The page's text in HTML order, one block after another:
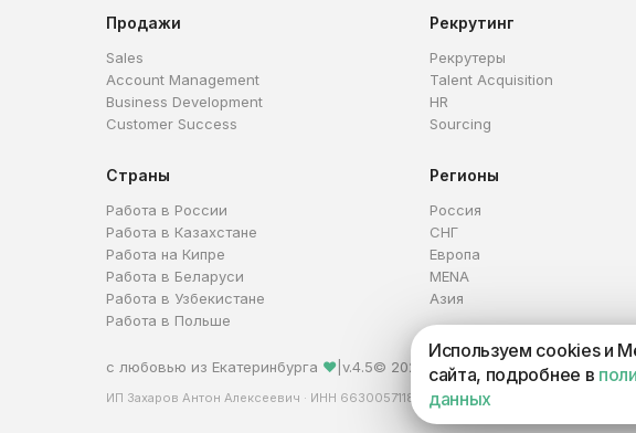
Продажи
Sales
Account Management
Business Development
Customer Success
Рекрутинг
Рекрутеры
Talent Acquisition
HR
Sourcing
Страны
Работа в России
Работа в Казахстане
Работа на Кипре
Работа в Беларуси
Работа в Узбекистане
Работа в Польше
Регионы
Россия
СНГ
Европа
MENA
Азия
с любовью из Екатеринбурга ❤ v.4.5© 2026 HireHi
ИП Захаров Антон Алексеевич · ИНН 663005711880 · ОГРНИП 321665800059102
Используем cookies и
сайта, подробнее в
данных